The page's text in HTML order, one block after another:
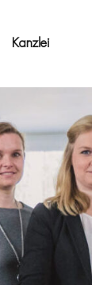
Kanzlei